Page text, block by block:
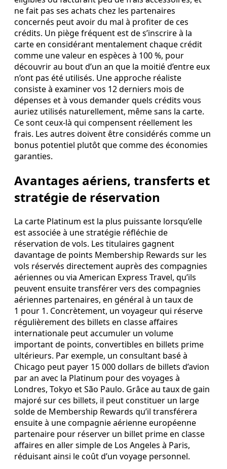
ne fait pas ses achats chez les partenaires
concernés peut avoir du mal à profiter de ces
crédits. Un piège fréquent est de s’inscrire à la
carte en considérant mentalement chaque crédit
comme une valeur en espèces à 100 %, pour
découvrir au bout d’un an que la moitié d’entre eux
n’ont pas été utilisés. Une approche réaliste
consiste à examiner vos 12 derniers mois de
dépenses et à vous demander quels crédits vous
auriez utilisés naturellement, même sans la carte.
Ce sont ceux‑là qui compensent réellement les
frais. Les autres doivent être considérés comme un
bonus potentiel plutôt que comme des économies
garanties.
Avantages aériens, transferts et
stratégie de réservation
La carte Platinum est la plus puissante lorsqu’elle
est associée à une stratégie réfléchie de
réservation de vols. Les titulaires gagnent
davantage de points Membership Rewards sur les
vols réservés directement auprès des compagnies
aériennes ou via American Express Travel, qu’ils
peuvent ensuite transférer vers des compagnies
aériennes partenaires, en général à un taux de
1 pour 1. Concrètement, un voyageur qui réserve
régulièrement des billets en classe affaires
internationale peut accumuler un volume
important de points, convertibles en billets prime
ultérieurs. Par exemple, un consultant basé à
Chicago peut payer 15 000 dollars de billets d’avion
par an avec la Platinum pour des voyages à
Londres, Tokyo et São Paulo. Grâce au taux de gain
majoré sur ces billets, il peut constituer un large
solde de Membership Rewards qu’il transférera
ensuite à une compagnie aérienne européenne
partenaire pour réserver un billet prime en classe
affaires en aller simple de Los Angeles à Paris,
réduisant ainsi le coût d’un voyage personnel.